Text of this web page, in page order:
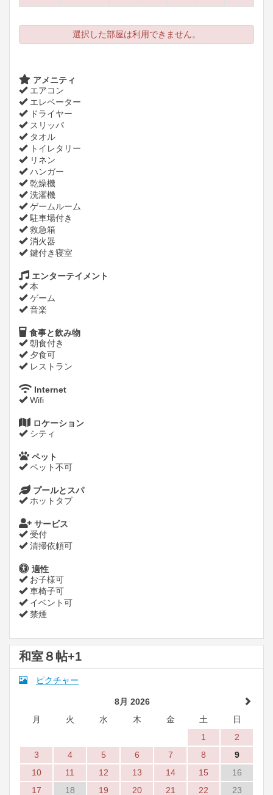
選択した部屋は利用できません。
アメニティ
エアコン
エレベーター
ドライヤー
スリッパ
タオル
トイレタリー
リネン
ハンガー
乾燥機
洗濯機
ゲームルーム
駐車場付き
救急箱
消火器
鍵付き寝室
エンターテイメント
本
ゲーム
音楽
食事と飲み物
朝食付き
夕食可
レストラン
Internet
Wifi
ロケーション
シティ
ペット
ペット不可
プールとスパ
ホットタブ
サービス
受付
清掃依頼可
適性
お子様可
車椅子可
イベント可
禁煙
和室８帖+1
ピクチャー
8月 2026
月
火 水 木 金 土
日
1
2
3
4 5 6 7 8
9
10
11 12 13 14 15
16
17
18 19 20 21 22 23